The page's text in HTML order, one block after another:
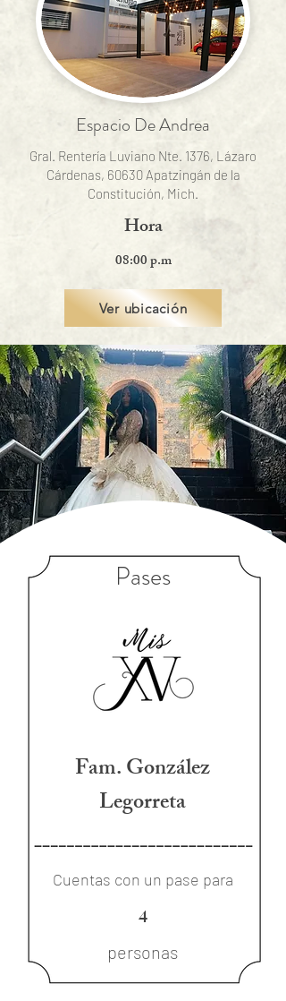
Espacio De Andrea
Gral. Rentería Luviano Nte. 1376, Lázaro
Cárdenas, 60630 Apatzingán de la
Constitución, Mich.
Hora
08:00 p.m
Ver ubicación
Pases
Fam. González
Legorreta
Cuentas con un pase para
4
personas